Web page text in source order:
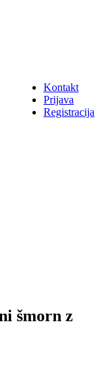
Kontakt
Prijava
Registracija
šmorn z